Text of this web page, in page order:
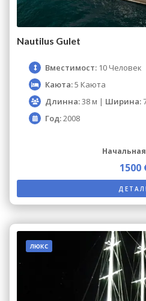
Nautilus Gulet
Вместимост: 10 Человек
Каюта:5 Каюта
Длинна:38 м | Ширина:
Год:2008
1500
люкс